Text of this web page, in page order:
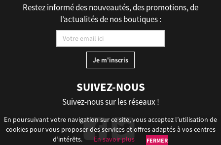
Restez informé des nouveautés, des promotions, de
l’actualités de nos boutiques :
SUIVEZ-NOUS
Suivez-nous sur les réseaux !
En poursuivant votre navigation sur ce site, vous acceptez l’utilisation de
cookies pour vous proposer des services et offres adaptés à vos centres
d’intérêts.
En savoir plus FERMER